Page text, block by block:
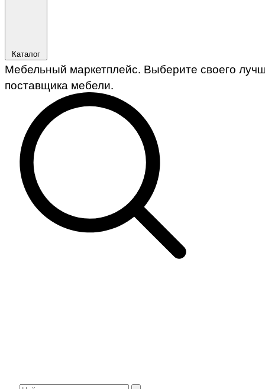
Каталог
Мебельный маркетплейс. Выберите своего
поставщика мебели.